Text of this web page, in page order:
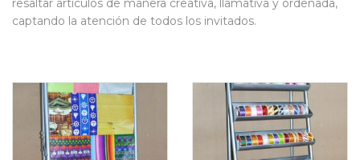
resaltar artículos de manera creativa, llamativa y ordenada,
captando la atención de todos los invitados.